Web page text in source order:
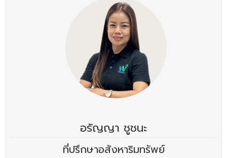
อรัญญา ชูชนะ
ที่ปรึกษาอสังหาริมทรัพย์